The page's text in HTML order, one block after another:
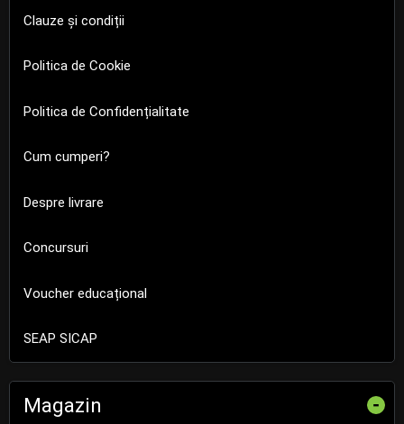
Clauze și condiții
Politica de Cookie
Politica de Confidențialitate
Cum cumperi?
Despre livrare
Concursuri
Voucher educațional
SEAP SICAP
Magazin -